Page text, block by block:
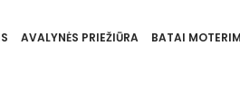
AVALYNĖS PRIEŽIŪRA BATAI